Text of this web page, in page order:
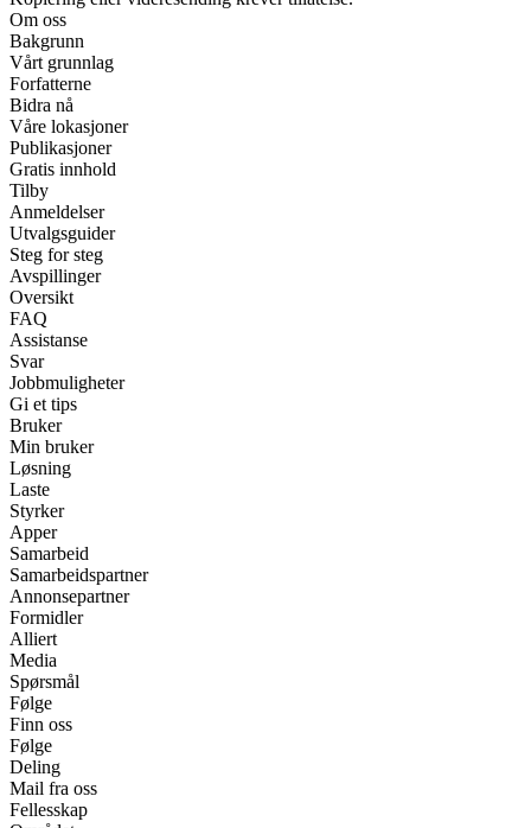
Om oss
Bakgrunn
Vårt grunnlag
Forfatterne
Bidra nå
Våre lokasjoner
Publikasjoner
Gratis innhold
Tilby
Anmeldelser
Utvalgsguider
Steg for steg
Avspillinger
Oversikt
FAQ
Assistanse
Svar
Jobbmuligheter
Gi et tips
Bruker
Min bruker
Løsning
Laste
Styrker
Apper
Samarbeid
Samarbeidspartner
Annonsepartner
Formidler
Alliert
Media
Spørsmål
Følge
Finn oss
Følge
Deling
Mail fra oss
Fellesskap